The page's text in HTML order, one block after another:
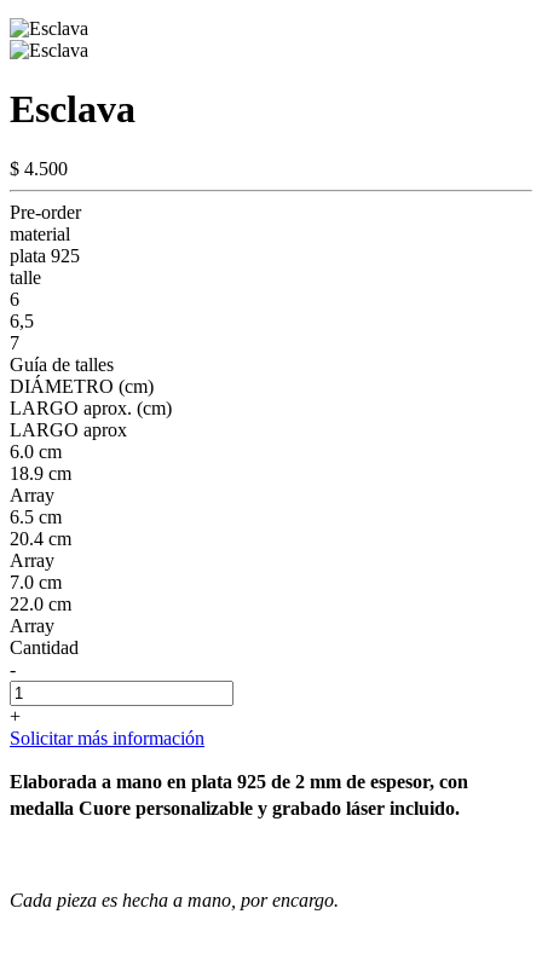
Esclava
$ 4.500
Pre-order
material
plata 925
talle
6
6,5
7
Guía de talles
DIÁMETRO (cm)
LARGO aprox. (cm)
LARGO aprox
6.0 cm
18.9 cm
Array
6.5 cm
20.4 cm
Array
7.0 cm
22.0 cm
Array
Cantidad
-
+
Solicitar más información
Elaborada a mano en plata 925 de 2 mm de espesor, con
medalla Cuore personalizable y grabado láser incluido.
Cada pieza es hecha a mano, por encargo.